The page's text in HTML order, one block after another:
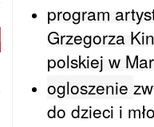
program
Grzegorza
polskiej w
ogloszenie
do dzieci i